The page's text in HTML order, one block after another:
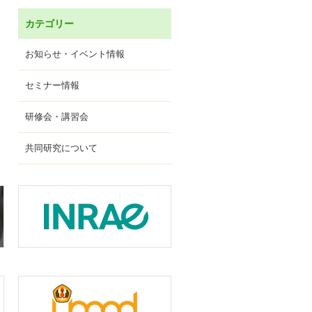
カテゴリー
お知らせ・イベント情報
セミナー情報
研修会・講習会
共同研究について